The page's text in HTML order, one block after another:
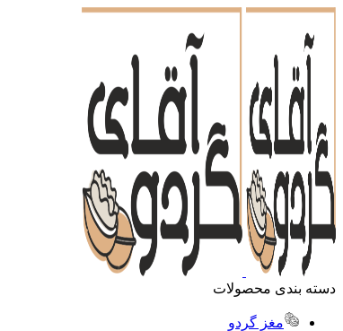
دسته بندی محصولات
مغز گردو